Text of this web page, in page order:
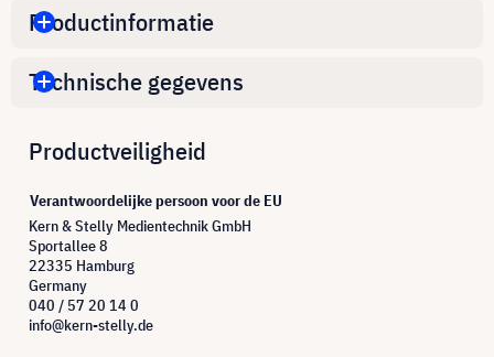
Productinformatie
Technische gegevens
Productveiligheid
Verantwoordelijke persoon voor de EU
Kern & Stelly Medientechnik GmbH
Sportallee 8
22335 Hamburg
Germany
040 / 57 20 14 0
info@kern-stelly.de